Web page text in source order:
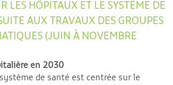
LES HÔPITAUX ET LE SYSTÈME DE
AUX TRAVAUX DES GROUPES
(JUIN À NOVEMBRE
en 2030
de santé est centrée sur le